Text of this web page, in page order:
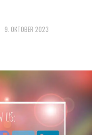
9. OKTOBER 2023